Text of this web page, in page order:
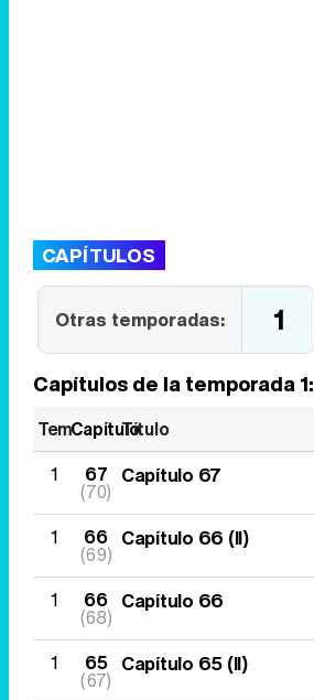
CAPÍTULOS
Otras temporadas: 1
Capítulos de la temporada 1:
TemCapítuloTítulo
1
67
(70)
Capítulo 67
1 66
(69)
Capítulo 66 (II)
1 66
(68)
Capítulo 66
1 65
(67)
Capítulo 65 (II)